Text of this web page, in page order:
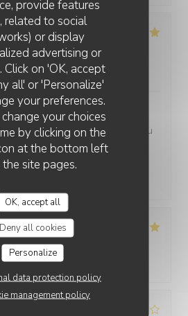
provide features
related to social
or display
advertising or
Click on 'OK, accept
all' or 'Personalize'
your preferences.
your choices
by clicking on the
at the bottom left
site pages.
OK, accept all
Deny all cookies
Personalize
data protection policy
management policy
6
:5/5 Food :5 /5 Value:5
comme nul part
sans fausses notes....service au
une année sans venir me
cette ambiance
rien
3
:5/5 Food:5/5
DE SIDI BOU SAÏD